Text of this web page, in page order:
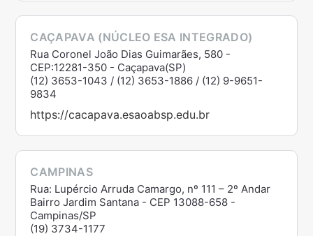
CAÇAPAVA (NÚCLEO ESA INTEGRADO)
Rua Coronel João Dias Guimarães, 580 -
CEP:12281-350 - Caçapava(SP)
(12) 3653-1043 / (12) 3653-1886 / (12) 9-9651-
9834
https://cacapava.esaoabsp.edu.br
CAMPINAS
Rua: Lupércio Arruda Camargo, nº 111 – 2º Andar
Bairro Jardim Santana - CEP 13088-658 -
Campinas/SP
(19) 3734-1177